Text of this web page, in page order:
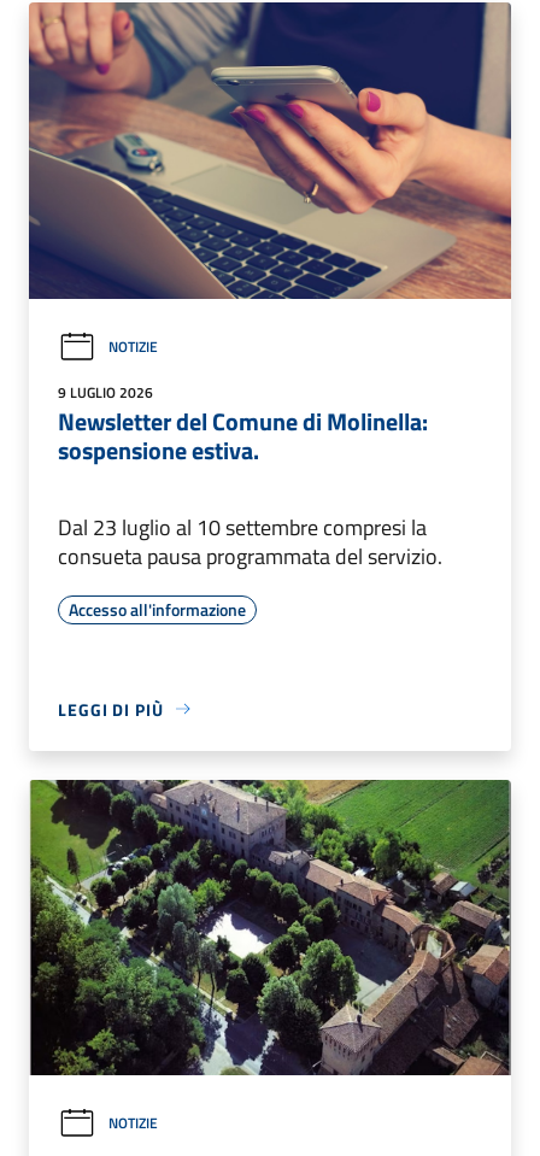
NOTIZIE
9 LUGLIO 2026
Newsletter del Comune di Molinella:
sospensione estiva.
Dal 23 luglio al 10 settembre compresi la
consueta pausa programmata del servizio.
Accesso all'informazione
LEGGI DI PIÙ
NOTIZIE